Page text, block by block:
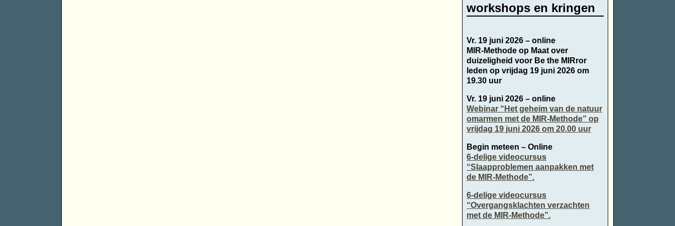
workshops en kringen
Vr. 19 juni 2026 – online
MIR-Methode op Maat over
duizeligheid voor Be the MIRror
leden op vrijdag 19 juni 2026 om
19.30 uur
Vr. 19 juni 2026 – online
Webinar “Het geheim van de natuur
omarmen met de MIR-Methode” op
vrijdag 19 juni 2026 om 20.00 uur
Begin meteen – Online
6-delige videocursus
“Slaapproblemen aanpakken met
de MIR-Methode”.
6-delige videocursus
“Overgangsklachten verzachten
met de MIR-Methode”.